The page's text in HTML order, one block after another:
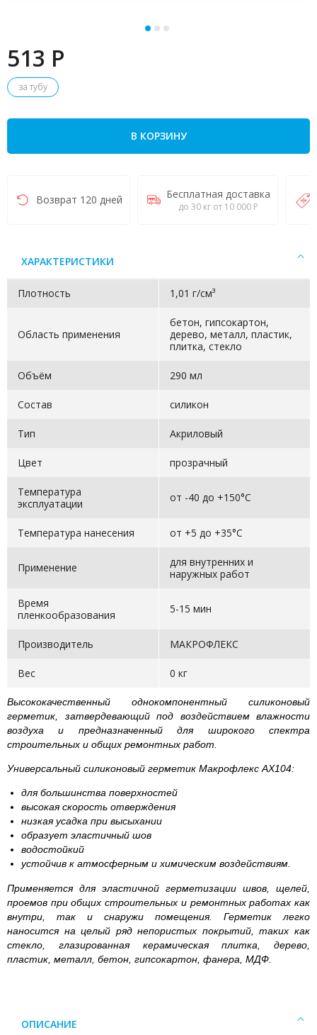
513 P
за тубу
В КОРЗИНУ
Возврат 120 дней Бесплатная доставка
до 30 кг от 10 000 Р
ХАРАКТЕРИСТИКИ
Плотность 1,01 г/см³
Область применения
бетон, гипсокартон,
дерево, металл, пластик,
плитка, стекло
Объём 290 мл
Состав силикон
Тип Акриловый
Цвет прозрачный
Температура
эксплуатации
от -40 до +150°C
Температура нанесения от +5 до +35°С
Применение
для внутренних и
наружных работ
Время
пленкообразования
5-15 мин
Производитель МАКРОФЛЕКС
Вес 0 кг
Высококачественный однокомпонентный силиконовый
герметик, затвердевающий под воздействием влажности
воздуха и предназначенный для широкого спектра
строительных и общих ремонтных работ.
Универсальный силиконовый герметик Макрофлекс AX104:
для большинства поверхностей
высокая скорость отверждения
низкая усадка при высыхании
образует эластичный шов
водостойкий
устойчив к атмосферным и химическим воздействиям.
Применяется для эластичной герметизации швов, щелей,
проемов при общих строительных и ремонтных работах как
внутри, так и снаружи помещения. Герметик легко
наносится на целый ряд непористых покрытий, таких как
стекло, глазированная керамическая плитка, дерево,
пластик, металл, бетон, гипсокартон, фанера, МДФ.
ОПИСАНИЕ